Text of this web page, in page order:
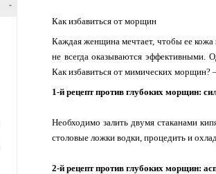
-
Как избавиться от морщин
Каждая женщина мечтает, чтобы ее кожа
не всегда оказываются эффективными.
Как избавиться от мимических морщин?
1-й рецепт против глубоких морщин:
Необходимо залить двумя стаканами
столовые ложки водки, процедить и
2-й рецепт против глубоких морщин: